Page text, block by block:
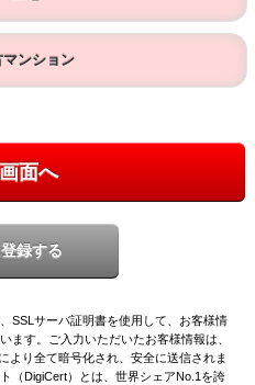
マンション
面へ
SSLサーバ証明書を使用して、お客様情
ます。ご入力いただいたお客様情報は、
より全て暗号化され、安全に送信されま
（DigiCert）とは、世界シェアNo.1を誇